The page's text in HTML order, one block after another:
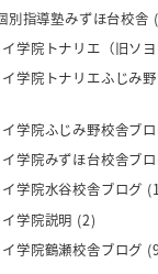
別指導塾みずほ台校舎
学院トナリエ（旧ソ
学院トナリエふじみ
学院ふじみ野校舎ブ
学院みずほ台校舎ブ
学院水谷校舎ブログ
学院説明 (2)
学院鶴瀬校舎ブログ